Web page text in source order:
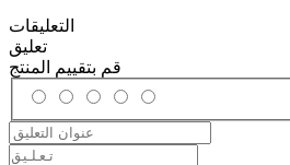
التعليقات
تعليق
قم بتقييم المنتج